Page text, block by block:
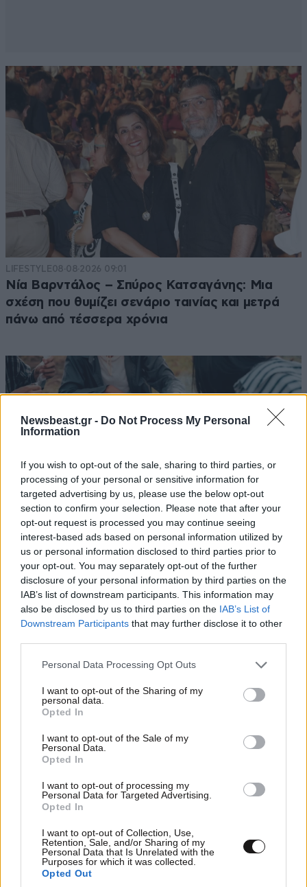
Newsbeast.gr - Do Not Process My Personal
Information
If you wish to opt-out of the sale, sharing to third parties, or
processing of your personal or sensitive information for
targeted advertising by us, please use the below opt-out
section to confirm your selection. Please note that after your
opt-out request is processed you may continue seeing
interest-based ads based on personal information utilized by
us or personal information disclosed to third parties prior to
your opt-out. You may separately opt-out of the further
disclosure of your personal information by third parties on the
IAB’s list of downstream participants. This information may
also be disclosed by us to third parties on the IAB’s List of
Downstream Participants that may further disclose it to other
Please note that this website/app uses one or more Google
not limited to your visit or usage behaviour. You may click to
grant or deny consent to Google and its third-party tags to
use your data for below specified purposes in below Google
consent section.
Personal Data Processing Opt Outs
I want to opt-out of the Sharing of my
personal data.
Opted In
I want to opt-out of the Sale of my
Personal Data.
Opted In
I want to opt-out of processing my
Personal Data for Targeted Advertising.
Opted In
I want to opt-out of Collection, Use,
Retention, Sale, and/or Sharing of my
Personal Data that Is Unrelated with the
Purposes for which it was collected.
Opted Out
LIFESTYLE08·08·2026 09:01
Νία Βαρντάλος – Σπύρος Κατσαγάνης: Μια
σχέση που θυμίζει σενάριο ταινίας και μετρά
πάνω από τέσσερα χρόνια
ΔΙΑΤΡΟΦΗ08·08·2026 08:30
Ογκολόγοι προειδοποιούν: Αυτές οι τροφές,
περνούν απαρατήρητες, αλλά καλό είναι να τις
βγάλετε από την καθημερινότητά σας
LIFESTYLE2 ω. πριν
Εριέττα Κούρκουλου – Τα 33α γενέθλια και τα
φιλιά με τον Βύρωνα Βασιλειάδη: «Καμία στιγμή